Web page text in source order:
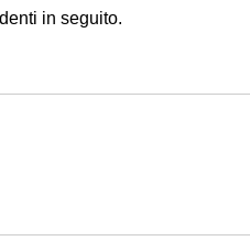
in seguito.